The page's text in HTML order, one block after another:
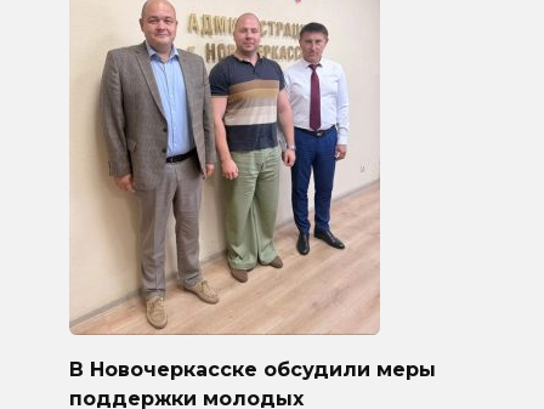
В Новочеркасске обсудили меры
поддержки молодых